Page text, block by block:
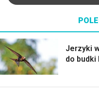
Jerzyki
do budki